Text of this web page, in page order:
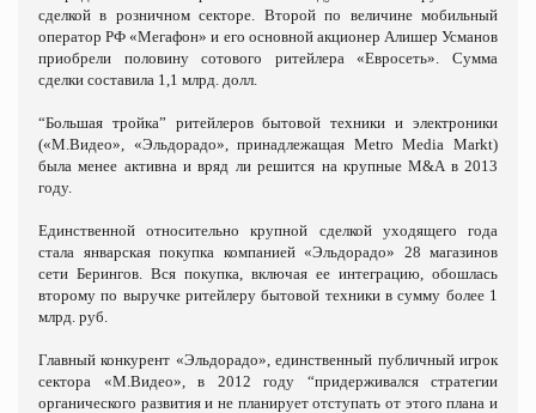
сделкой в розничном секторе. Второй по величине мобильный
оператор РФ «Мегафон» и его основной акционер Алишер Усманов
приобрели половину сотового ритейлера «Евросеть». Сумма
сделки составила 1,1 млрд. долл.
“Большая тройка” ритейлеров бытовой техники и электроники
(«М.Видео», «Эльдорадо», принадлежащая Metro Media Markt)
была менее активна и вряд ли решится на крупные M&A в 2013
году.
Единственной относительно крупной сделкой уходящего года
стала январская покупка компанией «Эльдорадо» 28 магазинов
сети Берингов. Вся покупка, включая ее интеграцию, обошлась
второму по выручке ритейлеру бытовой техники в сумму более 1
млрд. руб.
Главный конкурент «Эльдорадо», единственный публичный игрок
сектора «М.Видео», в 2012 году “придерживался стратегии
органического развития и не планирует отступать от этого плана и